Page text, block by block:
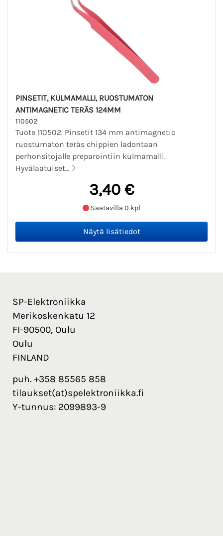
PINSETIT, KULMAMALLI, RUOSTUMATON
ANTIMAGNETIC TERÄS 124MM
110502
Tuote 110502. Pinsetit 134 mm antimagnetic
ruostumaton teräs chippien ladontaan
perhonsitojalle preparointiin kulmamalli.
Hyvälaatuiset...
3,40 €
Saatavilla 0 kpl
SP-Elektroniikka
Merikoskenkatu 12
FI-90500, Oulu
Oulu
FINLAND
puh. +358 85565 858
tilaukset(at)spelektroniikka.fi
Y-tunnus: 2099893-9